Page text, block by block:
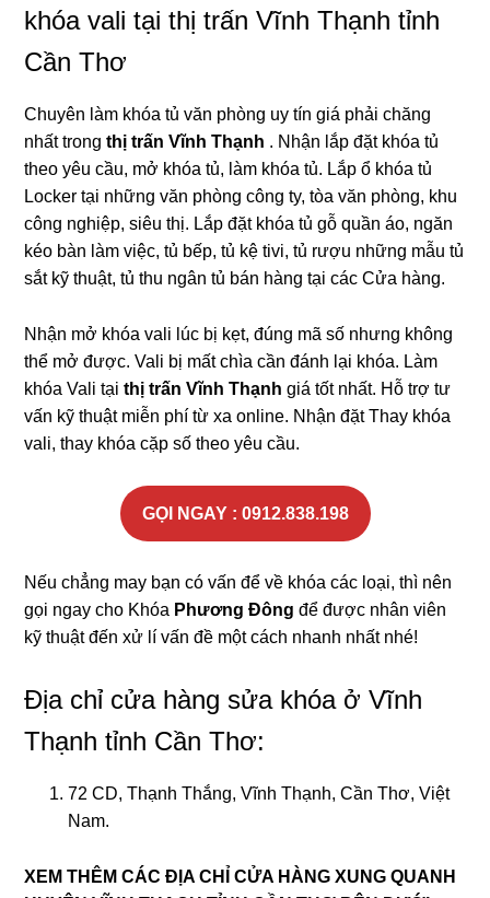
khóa vali tại thị trấn Vĩnh Thạnh tỉnh
Cần Thơ
Chuyên làm khóa tủ văn phòng uy tín giá phải chăng
nhất trongthị trấn Vĩnh Thạnh . Nhận lắp đặt khóa tủ
theo yêu cầu, mở khóa tủ, làm khóa tủ. Lắp ổ khóa tủ
Locker tại những văn phòng công ty, tòa văn phòng, khu
công nghiệp, siêu thị. Lắp đặt khóa tủ gỗ quần áo, ngăn
kéo bàn làm việc, tủ bếp, tủ kệ tivi, tủ rượu những mẫu tủ
sắt kỹ thuật, tủ thu ngân tủ bán hàng tại các Cửa hàng.
Nhận mở khóa vali lúc bị kẹt, đúng mã số nhưng không
thể mở được. Vali bị mất chìa cần đánh lại khóa. Làm
khóa Vali tạithị trấn Vĩnh Thạnhgiá tốt nhất. Hỗ trợ tư
vấn kỹ thuật miễn phí từ xa online. Nhận đặt Thay khóa
vali, thay khóa cặp số theo yêu cầu.
GỌI NGAY : 0912.838.198
Nếu chẳng may bạn có vấn để về khóa các loại, thì nên
gọi ngay cho Khóa Phương Đôngđể được nhân viên
kỹ thuật đến xử lí vấn đề một cách nhanh nhất nhé!
Địa chỉ cửa hàng sửa khóa ở Vĩnh
Thạnh tỉnh Cần Thơ:
72 CD, Thạnh Thắng, Vĩnh Thạnh, Cần Thơ, Việt
Nam.
XEM THÊM CÁC ĐỊA CHỈ CỬA HÀNG XUNG QUANH